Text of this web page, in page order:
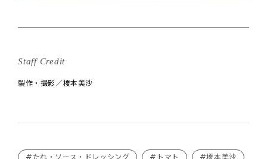
Staff Credit
製作・撮影／榎本美沙
#たれ・ソース・ドレッシング #トマト #榎本美沙